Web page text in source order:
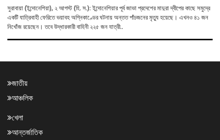
সুরাবায়া (ইন্দোনেশিয়া), ২ আগস্ট (হি. স.): ইন্দোনেশিয়ার পূর্ব জাভা প্রদেশের মাদুরা দ্বীপের কাছে সমুদ্রে
একটি যাত্রিবাহী ফেরিতে ভয়াবহ অগ্নিকাণ্ডের ঘটনায় অন্তত পাঁচজনের মৃত্যু হয়েছে। এখনও ৪১ জন
নিখোঁজ রয়েছেন। তবে উদ্ধারকারী বাহিনী ২২৫ জন যাত্রী..
জাতীয়
আঞ্চলিক
খেলা
আন্তর্জাতিক